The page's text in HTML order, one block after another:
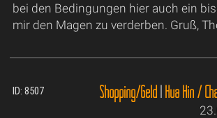
bei den Bedingungen hier auch ein
mir den Magen zu verderben. Gruß,
ID: 8507 Shopping/Geld|Hua Hin /